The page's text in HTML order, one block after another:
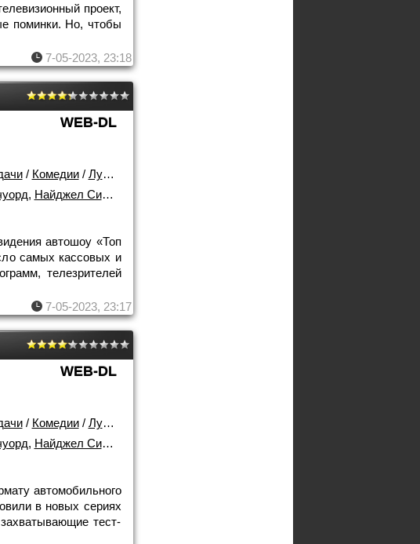
проект,
поминки. Но, чтобы
7-05-2023, 23:18
WEB-DL
/ Комедии/ Лучшие фильмы!
, Найджел Симпкис
автошоу «Топ
самых кассовых и
телезрителей
7-05-2023, 23:17
WEB-DL
/ Комедии/ Лучшие фильмы!
, Найджел Симпкис
автомобильного
в новых сериях
тест-